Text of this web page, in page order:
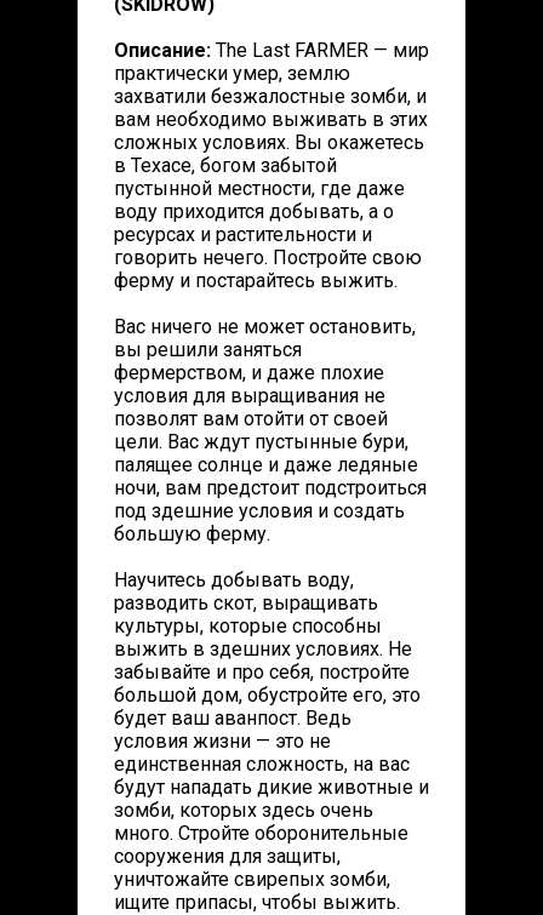
Описание: The Last FARMER — мир
практически умер, землю
захватили безжалостные зомби, и
вам необходимо выживать в этих
сложных условиях. Вы окажетесь
в Техасе, богом забытой
пустынной местности, где даже
воду приходится добывать, а о
ресурсах и растительности и
говорить нечего. Постройте свою
ферму и постарайтесь выжить.
Вас ничего не может остановить,
вы решили заняться
фермерством, и даже плохие
условия для выращивания не
позволят вам отойти от своей
цели. Вас ждут пустынные бури,
палящее солнце и даже ледяные
ночи, вам предстоит подстроиться
под здешние условия и создать
большую ферму.
Научитесь добывать воду,
разводить скот, выращивать
культуры, которые способны
выжить в здешних условиях. Не
забывайте и про себя, постройте
большой дом, обустройте его, это
будет ваш аванпост. Ведь
условия жизни — это не
единственная сложность, на вас
будут нападать дикие животные и
зомби, которых здесь очень
много. Стройте оборонительные
сооружения для защиты,
уничтожайте свирепых зомби,
ищите припасы, чтобы выжить.